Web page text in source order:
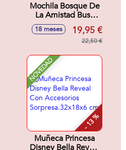
Mochila Bosque De
La Amistad Busy
Bea Fisher-Price
28x8x29 cm
18 meses 19,95 €
22,50 €
NOVEDAD
- 13 %
Muñeca Princesa
Disney Bella Reveal